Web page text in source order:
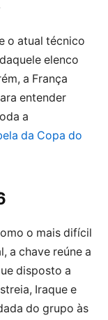
o atual técnico
elenco
a França
entender
a
da Copa do
o mais difícil
a chave reúne a
disposto a
Iraque e
do grupo às